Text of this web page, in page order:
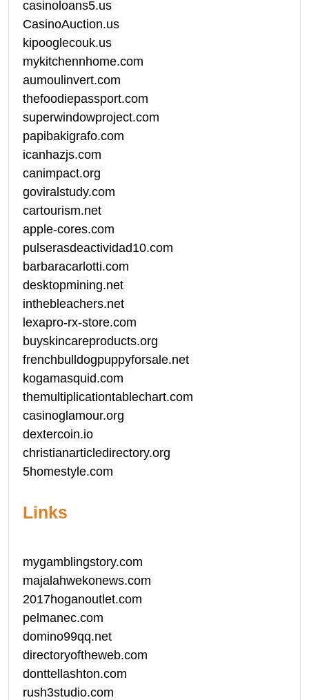
casinoloans5.us
CasinoAuction.us
kipooglecouk.us
mykitchennhome.com
aumoulinvert.com
thefoodiepassport.com
superwindowproject.com
papibakigrafo.com
icanhazjs.com
canimpact.org
goviralstudy.com
cartourism.net
apple-cores.com
pulserasdeactividad10.com
barbaracarlotti.com
desktopmining.net
inthebleachers.net
lexapro-rx-store.com
buyskincareproducts.org
frenchbulldogpuppyforsale.net
kogamasquid.com
themultiplicationtablechart.com
casinoglamour.org
dextercoin.io
christianarticledirectory.org
5homestyle.com
Links
mygamblingstory.com
majalahwekonews.com
2017hoganoutlet.com
pelmanec.com
domino99qq.net
directoryoftheweb.com
donttellashton.com
rush3studio.com